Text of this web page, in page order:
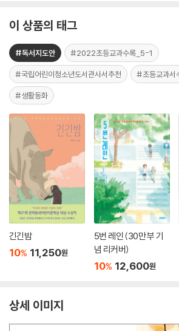
이 상품의 태그
#독서지도안 #2022초등교과수록_5-1
#국립어린이청소년도서관사서추천 #초등교과서
#생활동화
긴긴밤
10% 11,250원
5번 레인 (30만 부 기
념 리커버)
10% 12,600원
상세 이미지